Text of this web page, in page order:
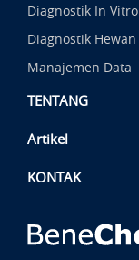
Diagnostik In Vitro
Diagnostik Hewan
Manajemen Data
TENTANG
Artikel
KONTAK